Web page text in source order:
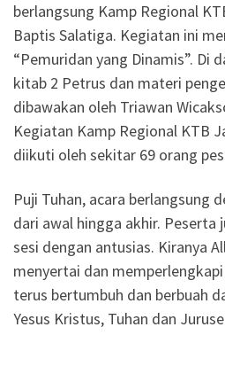
berlangsung Kamp Regional
Baptis Salatiga. Kegiatan ini
“Pemuridan yang Dinamis”. Di
kitab 2 Petrus dan materi
dibawakan oleh Triawan
Kegiatan Kamp Regional KTB
diikuti oleh sekitar 69 orang
Puji Tuhan, acara berlangsung
dari awal hingga akhir.
sesi dengan antusias. Kiranya
menyertai dan
terus bertumbuh dan berbuah
Yesus Kristus, Tuhan dan